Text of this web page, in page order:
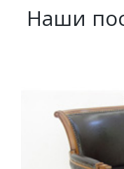
Наши